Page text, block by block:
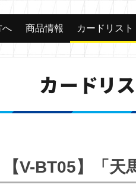
へ 商品情報 カードリスト
カードリ
【V-BT05】「天